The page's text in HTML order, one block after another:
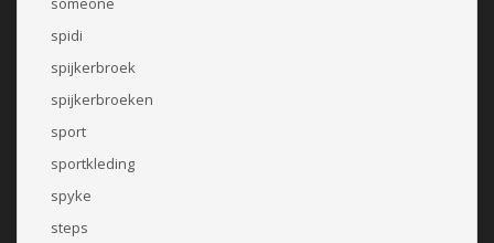
spidi
spijkerbroek
spijkerbroeken
sport
sportkleding
spyke
steps